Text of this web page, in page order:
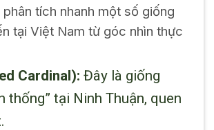
phân tích nhanh một số giống
tại Việt Nam từ góc nhìn thực
Cardinal): Đây là giống
thống” tại Ninh Thuận, quen